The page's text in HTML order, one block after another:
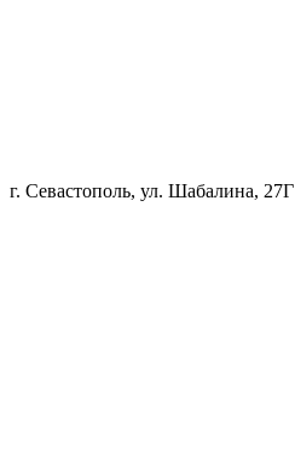
г. Севастополь, ул. Шабалина, 27Г